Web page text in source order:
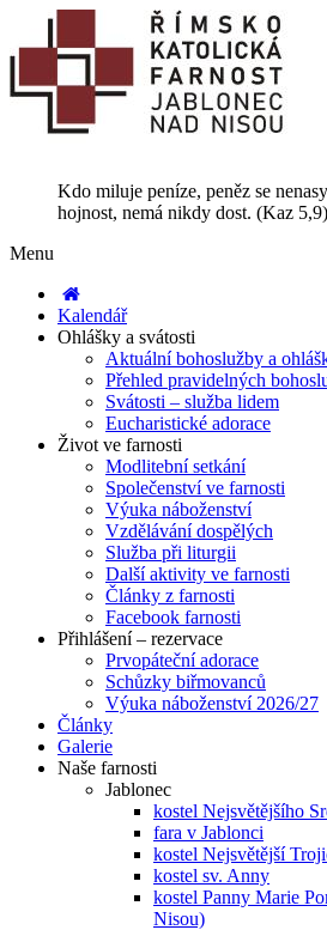
Kdo miluje peníze, peněz se
hojnost, nemá nikdy dost. (Kaz 5,9)
Menu
Kalendář
Ohlášky a svátosti
Aktuální bohoslužby a
Přehled pravidelných
Svátosti – služba lidem
Eucharistické adorace
Život ve farnosti
Modlitební setkání
Společenství ve farnosti
Výuka náboženství
Vzdělávání dospělých
Služba při liturgii
Další aktivity ve farnosti
Články z farnosti
Facebook farnosti
Přihlášení – rezervace
Prvopáteční adorace
Schůzky biřmovanců
Výuka náboženství 2026/27
Články
Galerie
Naše farnosti
Jablonec
kostel Nejsvětějšího
fara v Jablonci
kostel Nejsvětější
kostel sv. Anny
kostel Panny Marie
Nisou)